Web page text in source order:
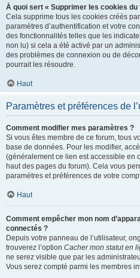
À quoi sert « Supprimer les cookies du
Cela supprime tous les cookies créés
paramètres d’authentification et votre
des fonctionnalités telles que les
non lu) si cela a été activé par un
des problèmes de connexion ou de
pourrait les résoudre.
Haut
Paramètres et préférences de
Comment modifier mes paramètres ?
Si vous êtes membre de ce forum, tous
base de données. Pour les modifier,
(généralement ce lien est accessible en
haut des pages du forum). Cela vous
paramètres et préférences de votre
Haut
Comment empêcher mon nom
connectés ?
Depuis votre panneau de l’utilisateur,
trouverez l’option Cacher mon statut en
ne serez visible que par les
Vous serez compté parmi les membres